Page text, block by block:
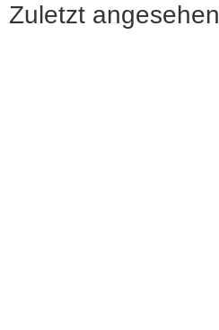
Zuletzt angesehen